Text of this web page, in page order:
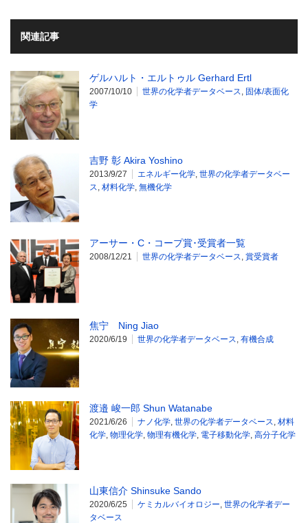
関連記事
ゲルハルト・エルトゥル Gerhard Ertl
2007/10/10 世界の化学者データベース, 固体/表面化
学
吉野 彰 Akira Yoshino
2013/9/27 エネルギー化学, 世界の化学者データベー
ス, 材料化学, 無機化学
アーサー・C・コープ賞･受賞者一覧
2008/12/21 世界の化学者データベース, 賞受賞者
焦宁 Ning Jiao
2020/6/19 世界の化学者データベース, 有機合成
渡邉 峻一郎 Shun Watanabe
2021/6/26 ナノ化学, 世界の化学者データベース, 材料
化学, 物理化学, 物理有機化学, 電子移動化学, 高分子化学
山東信介 Shinsuke Sando
2020/6/25 ケミカルバイオロジー, 世界の化学者デー
タベース